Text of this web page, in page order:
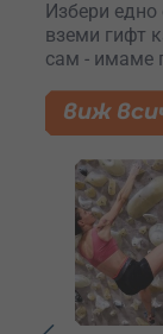
Избери
вземи гифт
сам - имаме
виж